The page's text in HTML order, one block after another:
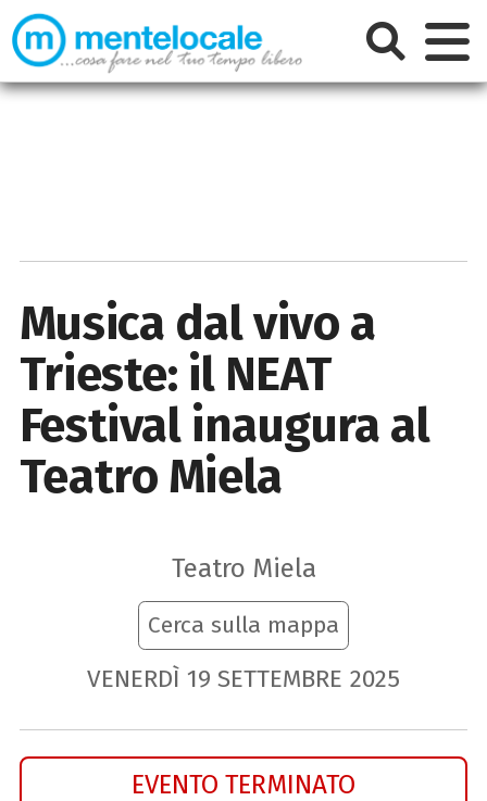
Musica dal vivo a
Trieste: il NEAT
Festival inaugura al
Teatro Miela
Teatro Miela
Cerca sulla mappa
VENERDÌ 19 SETTEMBRE 2025
EVENTO TERMINATO